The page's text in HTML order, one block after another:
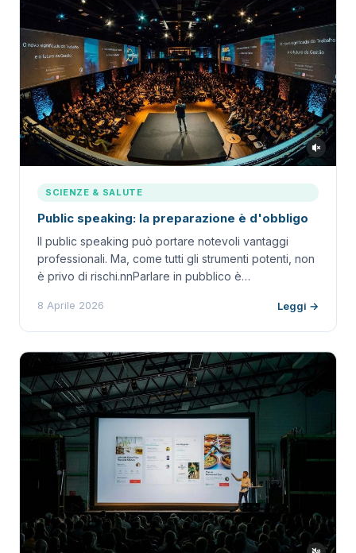
SCIENZE & SALUTE
Public speaking: la preparazione è d'obbligo
Il public speaking può portare notevoli vantaggi
professionali. Ma, come tutti gli strumenti potenti, non
è privo di rischi.nnParlare in pubblico è…
8 Aprile 2026 Leggi →